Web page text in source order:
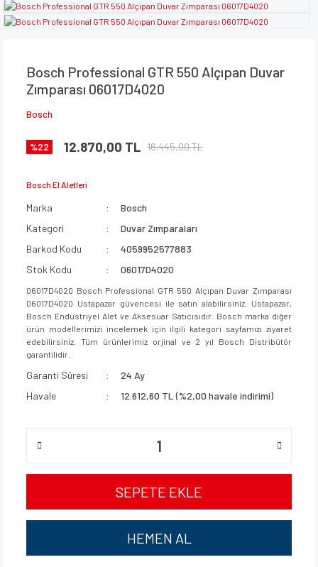
Bosch Professional GTR 550 Alçıpan Duvar
Zımparası 06017D4020
Bosch
%22 12.870,00 TL 16.445,00 TL
Bosch El Aletleri
Marka
Bosch
Kategori
Duvar Zımparaları
Barkod Kodu
4059952577883
Stok Kodu
06017D4020
06017D4020 Bosch Professional GTR 550 Alçıpan Duvar Zımparası
06017D4020 Ustapazar güvencesi ile satın alabilirsiniz. Ustapazar,
Bosch Endüstriyel Alet ve Aksesuar Satıcısıdır. Bosch marka diğer
ürün modellerimizi incelemek için ilgili kategori sayfamızı ziyaret
edebilirsiniz. Tüm ürünlerimiz orjinal ve 2 yıl Bosch Distribütör
garantilidir.
Garanti Süresi
24 Ay
Havale
12.612,60 TL (%2,00 havale indirimi)
SEPETE EKLE
HEMEN AL